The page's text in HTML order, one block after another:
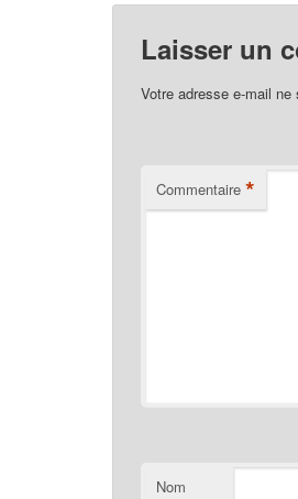
Laisser un
Votre adresse e-mail ne
Commentaire *
Nom